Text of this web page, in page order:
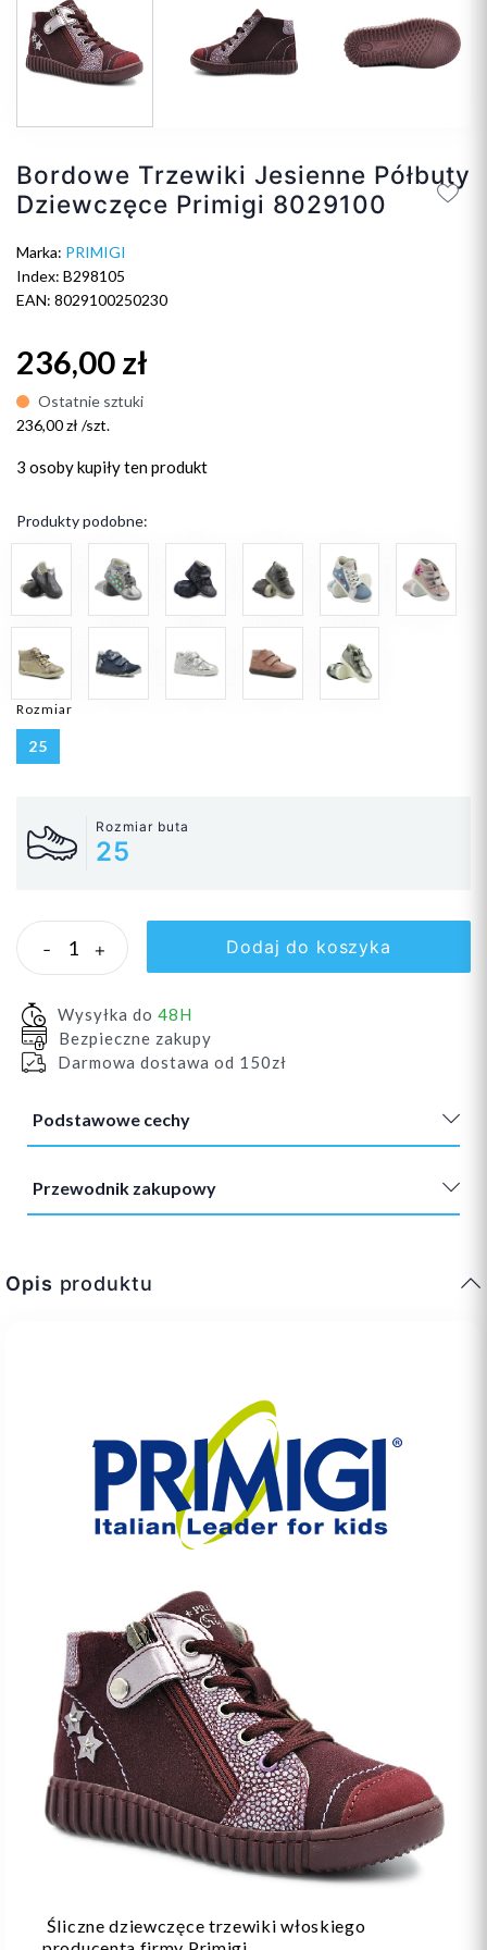
Bordowe Trzewiki Jesienne Półbuty
Dziewczęce Primigi 8029100
Marka: PRIMIGI
Index: B298105
EAN: 8029100250230
236,00 zł
Ostatnie sztuki
236,00 zł /szt.
3 osobykupiły ten produkt
Produkty podobne:
Rozmiar
25
Rozmiar buta
25
- + Dodaj do koszyka
Wysyłka do 48H
Bezpieczne zakupy
Darmowa dostawa od 150zł
Podstawowe cechy
Przewodnik zakupowy
Opis produktu
Śliczne dziewczęce trzewiki włoskiego